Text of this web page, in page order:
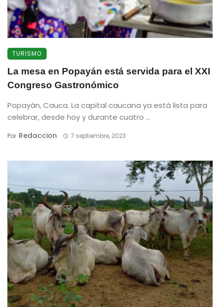
TURISMO
La mesa en Popayán está servida para el XXI
Congreso Gastronómico
Popayán, Cauca. La capital caucana ya está lista para
celebrar, desde hoy y durante cuatro ...
Por Redaccion 7 septiembre, 2023